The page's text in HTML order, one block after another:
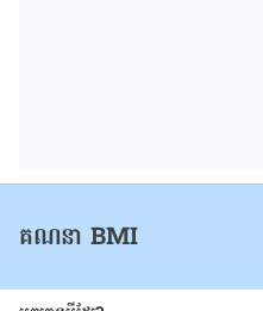
គណនា BMI